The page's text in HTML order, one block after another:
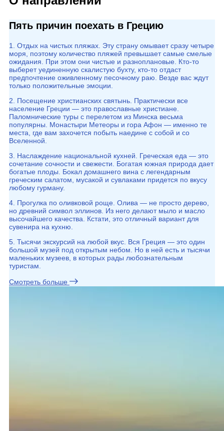
Пять причин поехать в Грецию
1. Отдых на чистых пляжах. Эту страну омывает сразу четыре
моря, поэтому количество пляжей превышает самые смелые
ожидания. При этом они чистые и разноплановые. Кто-то
выберет уединенную скалистую бухту, кто-то отдаст
предпочтение оживленному песочному раю. Везде вас ждут
только положительные эмоции.
2. Посещение христианских святынь. Практически все
население Греции — это православные христиане.
Паломнические туры с перелетом из Минска весьма
популярны. Монастыри Метеоры и гора Афон — именно те
места, где вам захочется побыть наедине с собой и со
Вселенной.
3. Наслаждение национальной кухней. Греческая еда — это
сочетание сочности и свежести. Богатая южная природа дает
богатые плоды. Бокал домашнего вина с легендарным
греческим салатом, мусакой и сувлаками придется по вкусу
любому гурману.
4. Прогулка по оливковой роще. Олива — не просто дерево,
но древний символ эллинов. Из него делают мыло и масло
высочайшего качества. Кстати, это отличный вариант для
сувенира на кухню.
5. Тысячи экскурсий на любой вкус. Вся Греция — это один
большой музей под открытым небом. Но в ней есть и тысячи
маленьких музеев, в которых рады любознательным
туристам.
Смотреть больше